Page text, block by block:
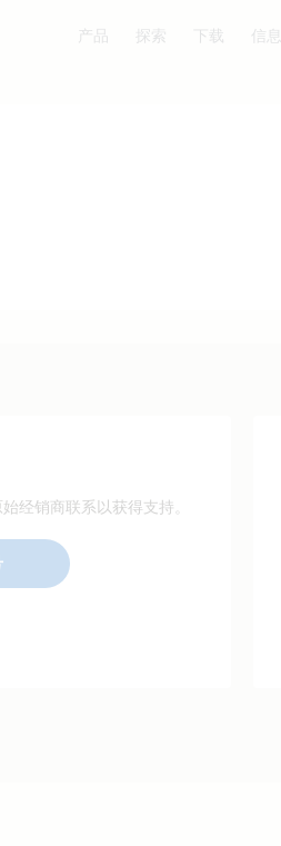
产品 探索 下载 信息
经销商联系以获得支持。